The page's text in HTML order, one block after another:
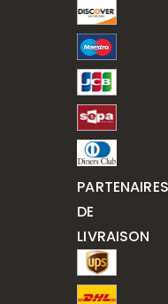
PARTENAIRES
DE
LIVRAISON